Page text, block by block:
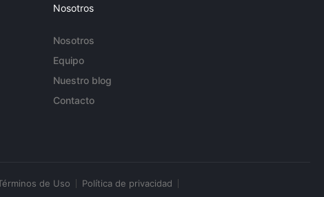
Nosotros
Nosotros
Equipo
Nuestro blog
Contacto
de Uso Política de privacidad